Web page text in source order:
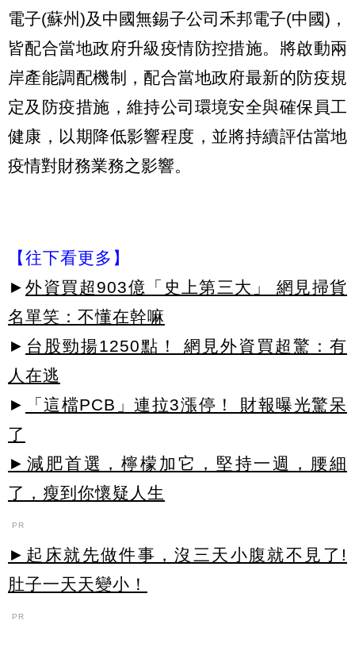
電子(蘇州)及中國無錫子公司禾邦電子(中國)，
皆配合當地政府升級疫情防控措施。將啟動兩
岸產能調配機制，配合當地政府最新的防疫規
定及防疫措施，維持公司環境安全與確保員工
健康，以期降低影響程度，並將持續評估當地
疫情對財務業務之影響。
【往下看更多】
► 外資買超903億「史上第三大」 網見掃貨
名單笑：不懂在幹嘛
► 台股勁揚1250點！ 網見外資買超驚：有
人在逃
►
「這檔PCB」連拉3漲停！ 財報曝光驚呆
了
►減肥首選，檸檬加它，堅持一週，腰細
了，瘦到你懷疑人生
PR
►起床就先做件事，沒三天小腹就不見了!
肚子一天天變小！
PR